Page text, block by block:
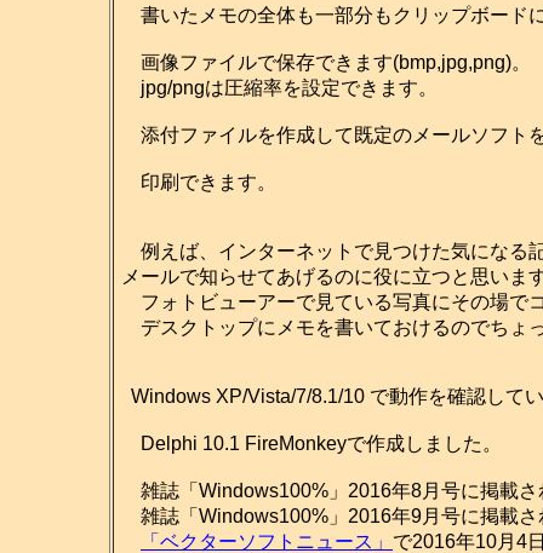
書いたメモの全体も一部分もクリップボード
画像ファイルで保存できます(bmp,jpg,png)。
jpg/pngは圧縮率を設定できます。
添付ファイルを作成して既定のメールソフト
印刷できます。
例えば、インターネットで見つけた気になる
メールで知らせてあげるのに役に立つと思いま
フォトビューアーで見ている写真にその場で
デスクトップにメモを書いておけるのでちょ
Windows XP/Vista/7/8.1/10 で動作を確認して
Delphi 10.1 FireMonkeyで作成しました。
雑誌「Windows100%」2016年8月号に掲載さ
雑誌「Windows100%」2016年9月号に掲載さ
「ベクターソフトニュース」 で2016年10月4